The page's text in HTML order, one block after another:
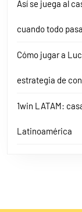
Así se juega al
cuando todo
Cómo jugar a
estrategia de
1win LATAM:
Latinoamérica